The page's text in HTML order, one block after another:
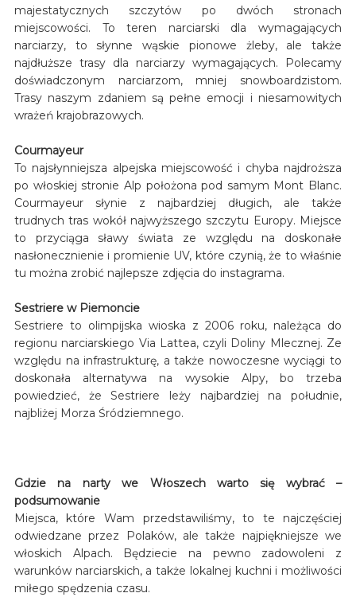
majestatycznych szczytów po dwóch stronach
miejscowości. To teren narciarski dla wymagających
narciarzy, to słynne wąskie pionowe żleby, ale także
najdłuższe trasy dla narciarzy wymagających. Polecamy
doświadczonym narciarzom, mniej snowboardzistom.
Trasy naszym zdaniem są pełne emocji i niesamowitych
wrażeń krajobrazowych.
Courmayeur
To najsłynniejsza alpejska miejscowość i chyba najdroższa
po włoskiej stronie Alp położona pod samym Mont Blanc.
Courmayeur słynie z najbardziej długich, ale także
trudnych tras wokół najwyższego szczytu Europy. Miejsce
to przyciąga sławy świata ze względu na doskonałe
nasłonecznienie i promienie UV, które czynią, że to właśnie
tu można zrobić najlepsze zdjęcia do instagrama.
Sestriere w Piemoncie
Sestriere to olimpijska wioska z 2006 roku, należąca do
regionu narciarskiego Via Lattea, czyli Doliny Mlecznej. Ze
względu na infrastrukturę, a także nowoczesne wyciągi to
doskonała alternatywa na wysokie Alpy, bo trzeba
powiedzieć, że Sestriere leży najbardziej na południe,
najbliżej Morza Śródziemnego.
Gdzie na narty we Włoszech warto się wybrać –
podsumowanie
Miejsca, które Wam przedstawiliśmy, to te najczęściej
odwiedzane przez Polaków, ale także najpiękniejsze we
włoskich Alpach. Będziecie na pewno zadowoleni z
warunków narciarskich, a także lokalnej kuchni i możliwości
miłego spędzenia czasu.